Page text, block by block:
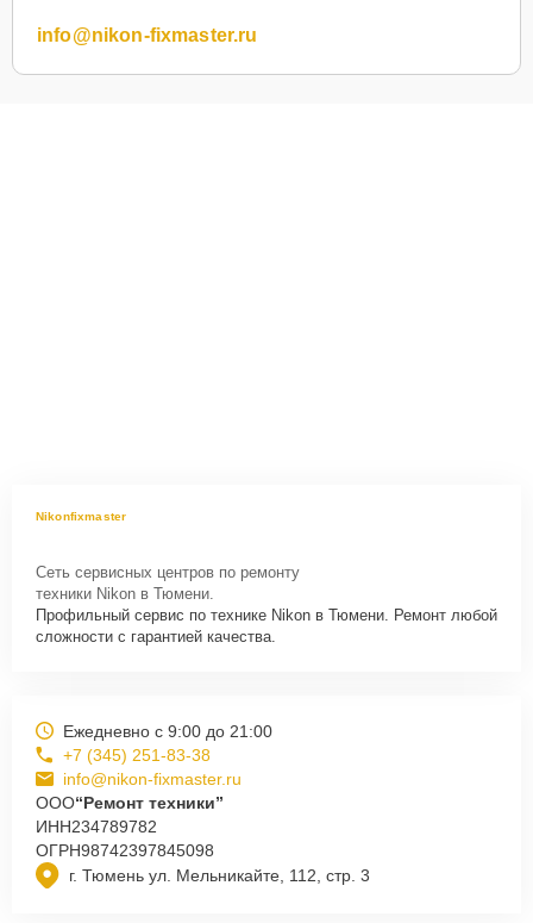
info@nikon-fixmaster.ru
Nikonfixmaster
Сеть сервисных центров по ремонту
техники Nikon в Тюмени.
Профильный сервис по технике Nikon в Тюмени. Ремонт любой
сложности с гарантией качества.
г. Тюмень ул. Мельникайте, 112, стр. 3
Ежедневно с 9:00 до 21:00
+7 (345) 251-83-38
info@nikon-fixmaster.ru
ООО“Ремонт техники”
ИНН234789782
ОГРН98742397845098